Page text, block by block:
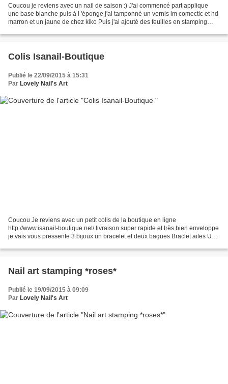
Coucou je reviens avec un nail de saison :) J'ai commencé part applique
une base blanche puis à l 'éponge j'ai tamponné un vernis lm comectic et hd
marron et un jaune de chez kiko Puis j'ai ajouté des feuilles en stamping
Colis Isanail-Boutique
Publié le 22/09/2015 à 15:31
Par Lovely Nail's Art
Coucou Je reviens avec un petit colis de la boutique en ligne
http://www.isanail-boutique.net/ livraison super rapide et très bien enveloppe
je vais vous pressente 3 bijoux un bracelet et deux bagues Braclet ailes Un
Nail art stamping *roses*
Publié le 19/09/2015 à 09:09
Par Lovely Nail's Art